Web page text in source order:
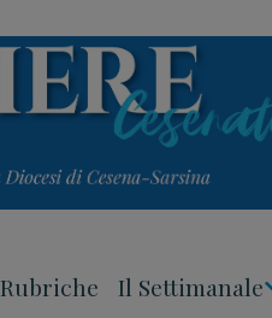
Rubriche Il Settimanale